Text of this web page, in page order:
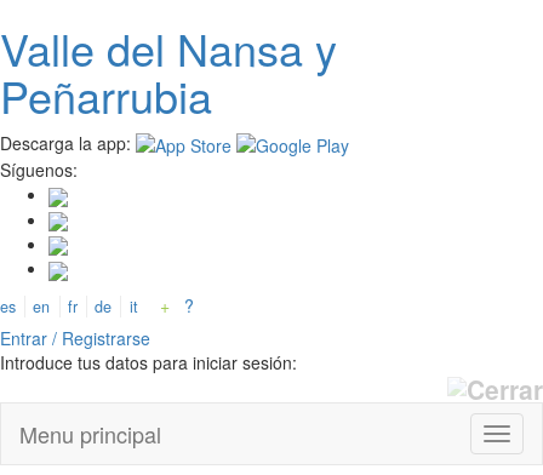
Pasar
al
contenido
principal
Valle del Nansay
Peñarrubia
Descarga la app:
Síguenos:
es en fr de it +
?
Entrar / Registrarse
Introduce tus datos para iniciar sesión:
Menu principal